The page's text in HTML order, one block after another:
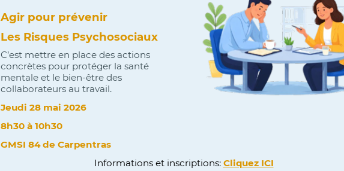
Agir pour prévenir
Les Risques Psychosociaux
C’est mettre en place des actions
concrètes pour protéger la santé
mentale et le bien-être des
collaborateurs au travail.
Jeudi 28 mai 2026
8h30 à 10h30
GMSI 84 de Carpentras
Informations et inscriptions: Cliquez ICI